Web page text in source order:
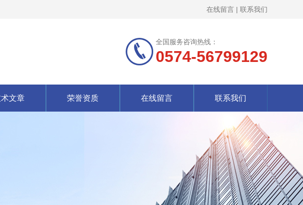
在线留言 | 联系我们
全国服务咨询热线：
0574-56799129
文章 荣誉资质 在线留言 联系我们